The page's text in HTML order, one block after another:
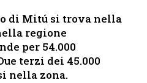
di Mitú si trova nella
regione
per 54.000
terzi dei 45.000
nella zona.